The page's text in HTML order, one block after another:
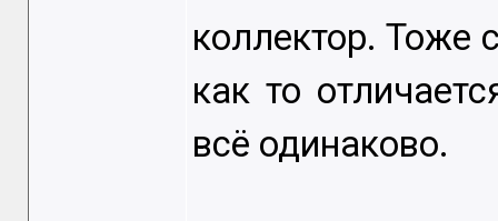
коллектор. Тоже
как то
всё одинаково.